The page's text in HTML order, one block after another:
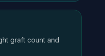
graft count and